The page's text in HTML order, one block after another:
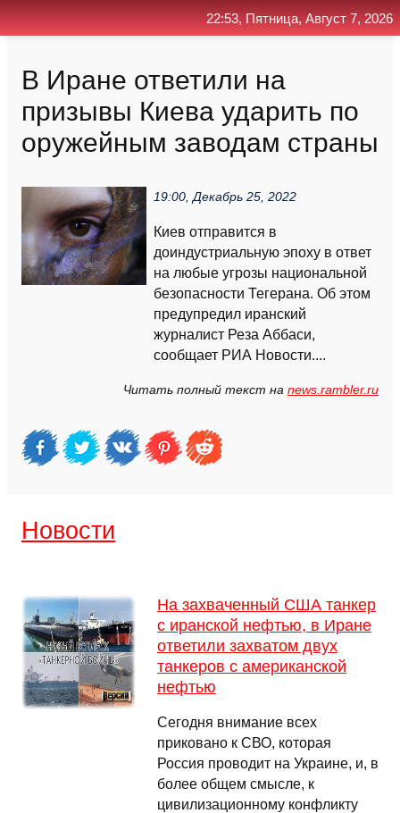
В Иране ответили на
призывы Киева ударить по
оружейным заводам страны
19:00, Декабрь 25, 2022
Киев отправится в
доиндустриальную эпоху в ответ
на любые угрозы национальной
безопасности Тегерана. Об этом
предупредил иранский
журналист Реза Аббаси,
сообщает РИА Новости....
Читать полный текст на news.rambler.ru
Новости
На захваченный США танкер
с иранской нефтью, в Иране
ответили захватом двух
танкеров с американской
нефтью
Сегодня внимание всех
приковано к СВО, которая
Россия проводит на Украине, и, в
более общем смысле, к
цивилизационному конфликту
22:53, Пятница, Август 7, 2026